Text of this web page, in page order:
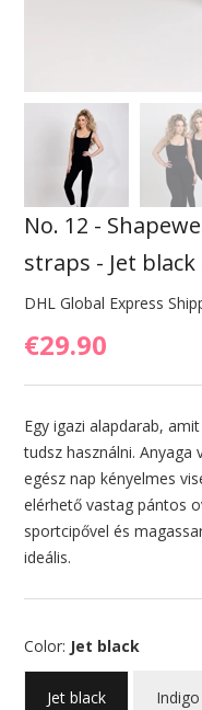
No. 12 -
straps - Jet black
DHL Global Express
€29.90
Egy igazi alapdarab,
tudsz használni. Anyaga
egész nap kényelmes
elérhető vastag pántos
sportcipővel és
ideális.
Color: Jet black
Jet black